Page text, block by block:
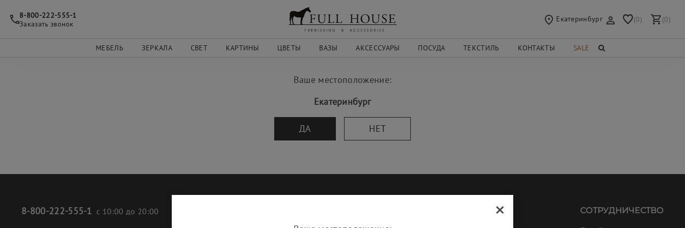
8-800-222-555-1
Заказать звонок
Екатеринбург (0) (0)
МЕБЕЛЬ ЗЕРКАЛА СВЕТ КАРТИНЫ ЦВЕТЫ ВАЗЫ АКСЕССУАРЫ ПОСУДА ТЕКСТИЛЬ КОНТАКТЫ SALE
Ваше местоположение:
Екатеринбург
ДА НЕТ
8-800-222-555-1 с 10:00 до 20:00
СОТРУДНИЧЕСТВО
×